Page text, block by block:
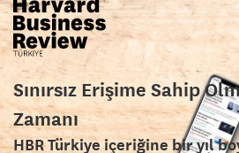
Sınırsız Erişime Sahip
Zamanı
HBR Türkiye içeriğine bir yıl